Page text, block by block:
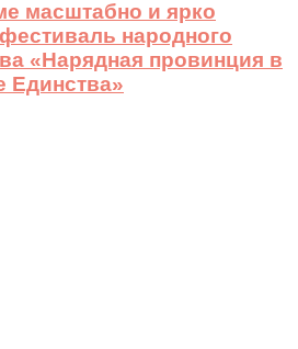
масштабно и ярко
народного
«Нарядная провинция в
Единства»